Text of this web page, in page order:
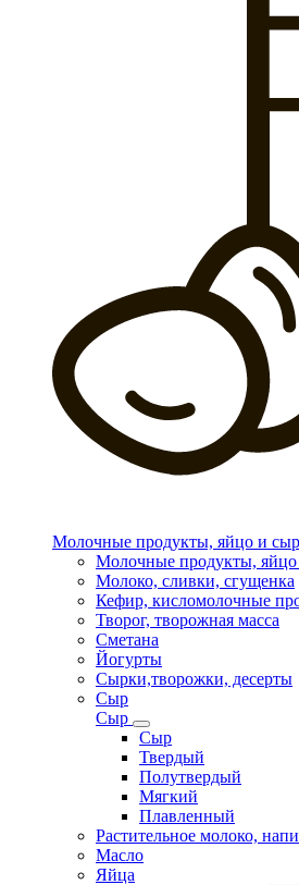
Молочные продукты, яйцо и сыр
Молочные продукты,
Молоко, сливки, сгущенка
Кефир, кисломолочные
Творог, творожная масса
Сметана
Йогурты
Сырки,творожки, десерты
Сыр
Сыр
Сыр
Твердый
Полутвердый
Мягкий
Плавленный
Растительное молоко,
Масло
Яйца